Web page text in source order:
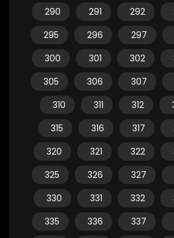
290
291 292
295
296 297
300
301 302
305
306 307
310
311 312
315
316 317
320
321 322
325
326 327
330
331 332
335
336 337